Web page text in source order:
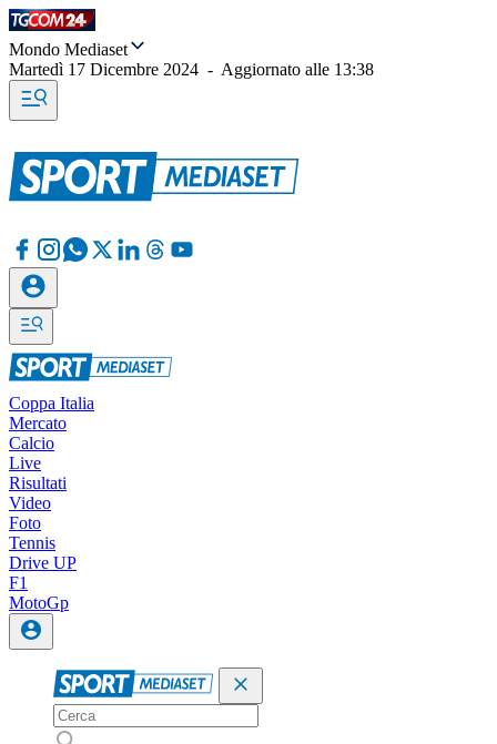
Mondo Mediaset
Martedì 17 Dicembre 2024 - Aggiornato alle 13:38
Coppa Italia
Mercato
Calcio
Live
Risultati
Video
Foto
Tennis
Drive UP
F1
MotoGp